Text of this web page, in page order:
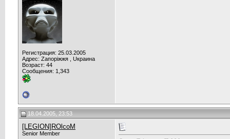
Регистрация: 25.03.2005
Адрес: Zапорiжжя , Uкраина
Возраст: 44
Сообщения: 1,343
18.04.2005, 23:53
[LEGION]ROlcoM
Senior Member